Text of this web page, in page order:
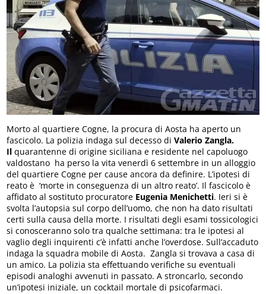
Morto al quartiere Cogne, la procura di Aosta ha aperto un
fascicolo. La polizia indaga sul decesso di Valerio Zangla.
Il quarantenne di origine siciliana e residente nel capoluogo
valdostano ha perso la vita venerdì 6 settembre in un alloggio
del quartiere Cogne per cause ancora da definire. L’ipotesi di
reato è ‘morte in conseguenza di un altro reato’. Il fascicolo è
affidato al sostituto procuratore Eugenia Menichetti. Ieri si è
svolta l’autopsia sul corpo dell’uomo, che non ha dato risultati
certi sulla causa della morte. I risultati degli esami tossicologici
si conosceranno solo tra qualche settimana: tra le ipotesi al
vaglio degli inquirenti c’è infatti anche l’overdose. Sull’accaduto
indaga la squadra mobile di Aosta. Zangla si trovava a casa di
un amico. La polizia sta effettuando verifiche su eventuali
episodi analoghi avvenuti in passato. A stroncarlo, secondo
un’ipotesi iniziale, un cocktail mortale di psicofarmaci.